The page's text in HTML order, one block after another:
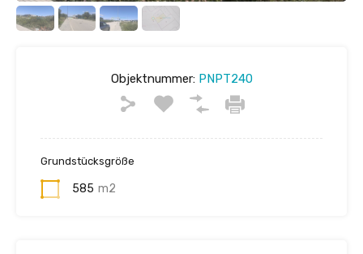
Objektnummer:PNPT240
Grundstücksgröße
585 m2